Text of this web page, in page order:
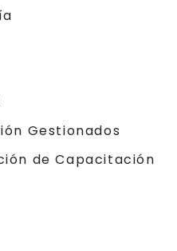
Gestionados
de Capacitación